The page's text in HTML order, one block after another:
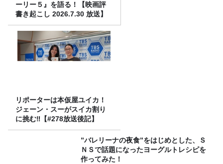
ーリー５』を語る！【映画評
書き起こし 2026.7.30 放送】
リポーターは本仮屋ユイカ！
ジェーン・スーがスイカ割り
に挑む‼【#278放送後記】
”バレリーナの夜食”をはじめとした、Ｓ
ＮＳで話題になったヨーグルトレシピを
作ってみた！